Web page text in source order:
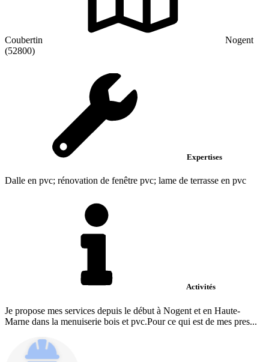
Coubertin
Nogent
(52800)
Expertises
Dalle en pvc; rénovation de fenêtre pvc; lame de terrasse en pvc
Activités
Je propose mes services depuis le début à Nogent et en Haute-
Marne dans la menuiserie bois et pvc.Pour ce qui est de mes pres...